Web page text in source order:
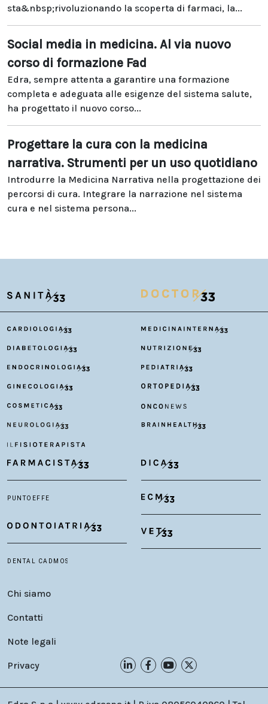
sta&nbsp;rivoluzionando la scoperta di farmaci, la...
Social media in medicina. Al via nuovo
corso di formazione Fad
Edra, sempre attenta a garantire una formazione
completa e adeguata alle esigenze del sistema salute,
ha progettato il nuovo corso...
Progettare la cura con la medicina
narrativa. Strumenti per un uso quotidiano
Introdurre la Medicina Narrativa nella progettazione dei
percorsi di cura. Integrare la narrazione nel sistema
cura e nel sistema persona...
Chi siamo
Contatti
Note legali
Privacy